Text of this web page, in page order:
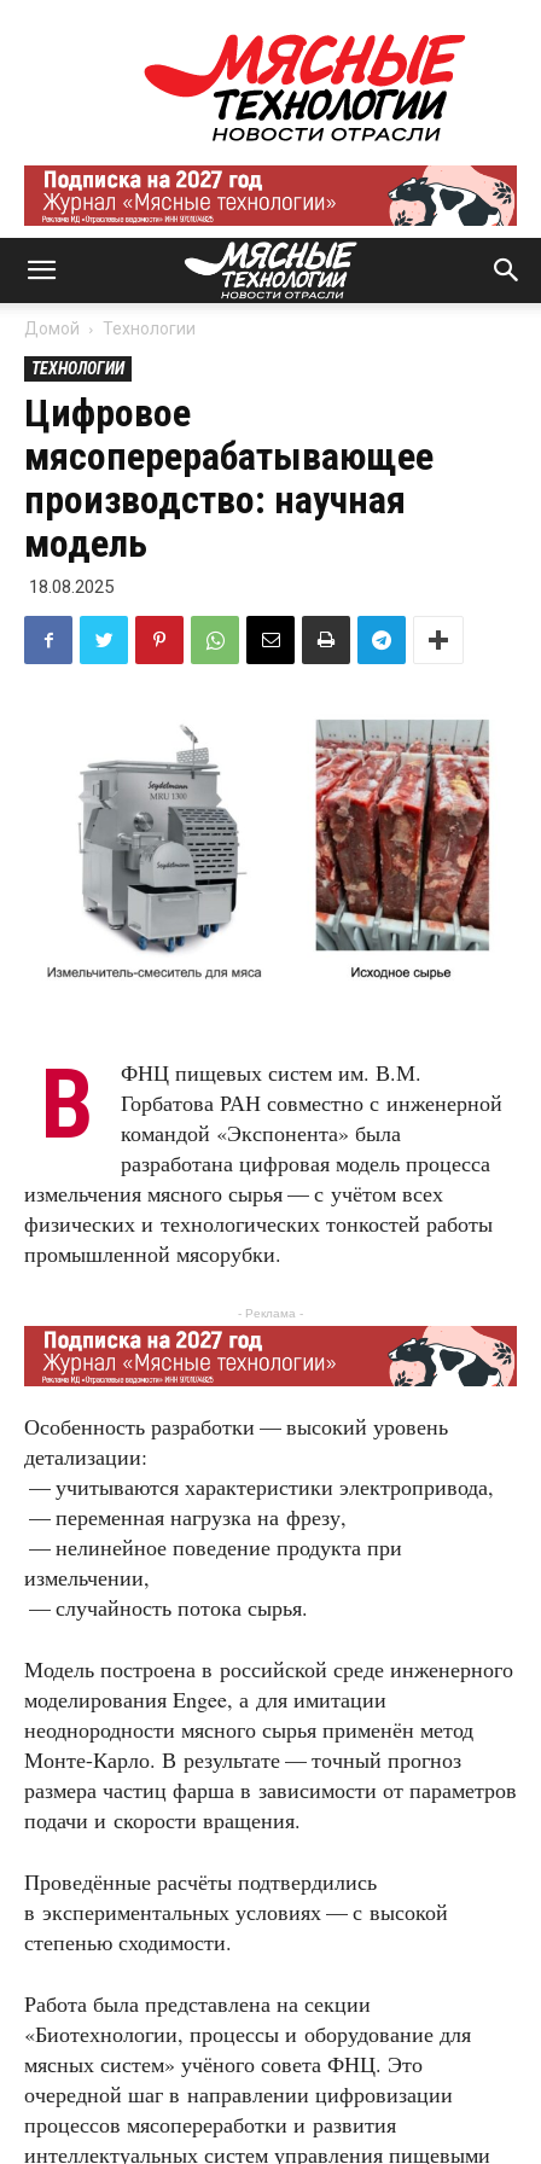
Мясные
технологии
|
Новости
отрасли
Домой Технологии
ТЕХНОЛОГИИ
Цифровое
мясоперерабатывающее
производство: научная
модель
18.08.2025
В
ФНЦ пищевых систем им. В.М.
Горбатова РАН совместно с инженерной
командой «Экспонента» была
разработана цифровая модель процесса
измельчения мясного сырья — с учётом всех
физических и технологических тонкостей работы
промышленной мясорубки.
- Реклама -
Особенность разработки — высокий уровень
детализации:
— учитываются характеристики электропривода,
— переменная нагрузка на фрезу,
— нелинейное поведение продукта при
измельчении,
— случайность потока сырья.
Модель построена в российской среде инженерного
моделирования Engee, а для имитации
неоднородности мясного сырья применён метод
Монте-Карло. В результате — точный прогноз
размера частиц фарша в зависимости от параметров
подачи и скорости вращения.
Проведённые расчёты подтвердились
в экспериментальных условиях — с высокой
степенью сходимости.
Работа была представлена на секции
«Биотехнологии, процессы и оборудование для
мясных систем» учёного совета ФНЦ. Это
очередной шаг в направлении цифровизации
процессов мясопереработки и развития
интеллектуальных систем управления пищевыми